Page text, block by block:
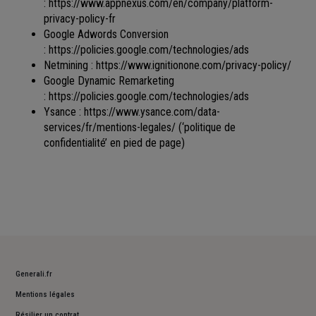
: https://www.appnexus.com/en/company/platform-
privacy-policy-fr
Google Adwords Conversion
: https://policies.google.com/technologies/ads
Netmining : https://www.ignitionone.com/privacy-policy/
Google Dynamic Remarketing
: https://policies.google.com/technologies/ads
Ysance : https://www.ysance.com/data-
services/fr/mentions-legales/ (‘politique de
confidentialité’ en pied de page)
Generali.fr
Mentions légales